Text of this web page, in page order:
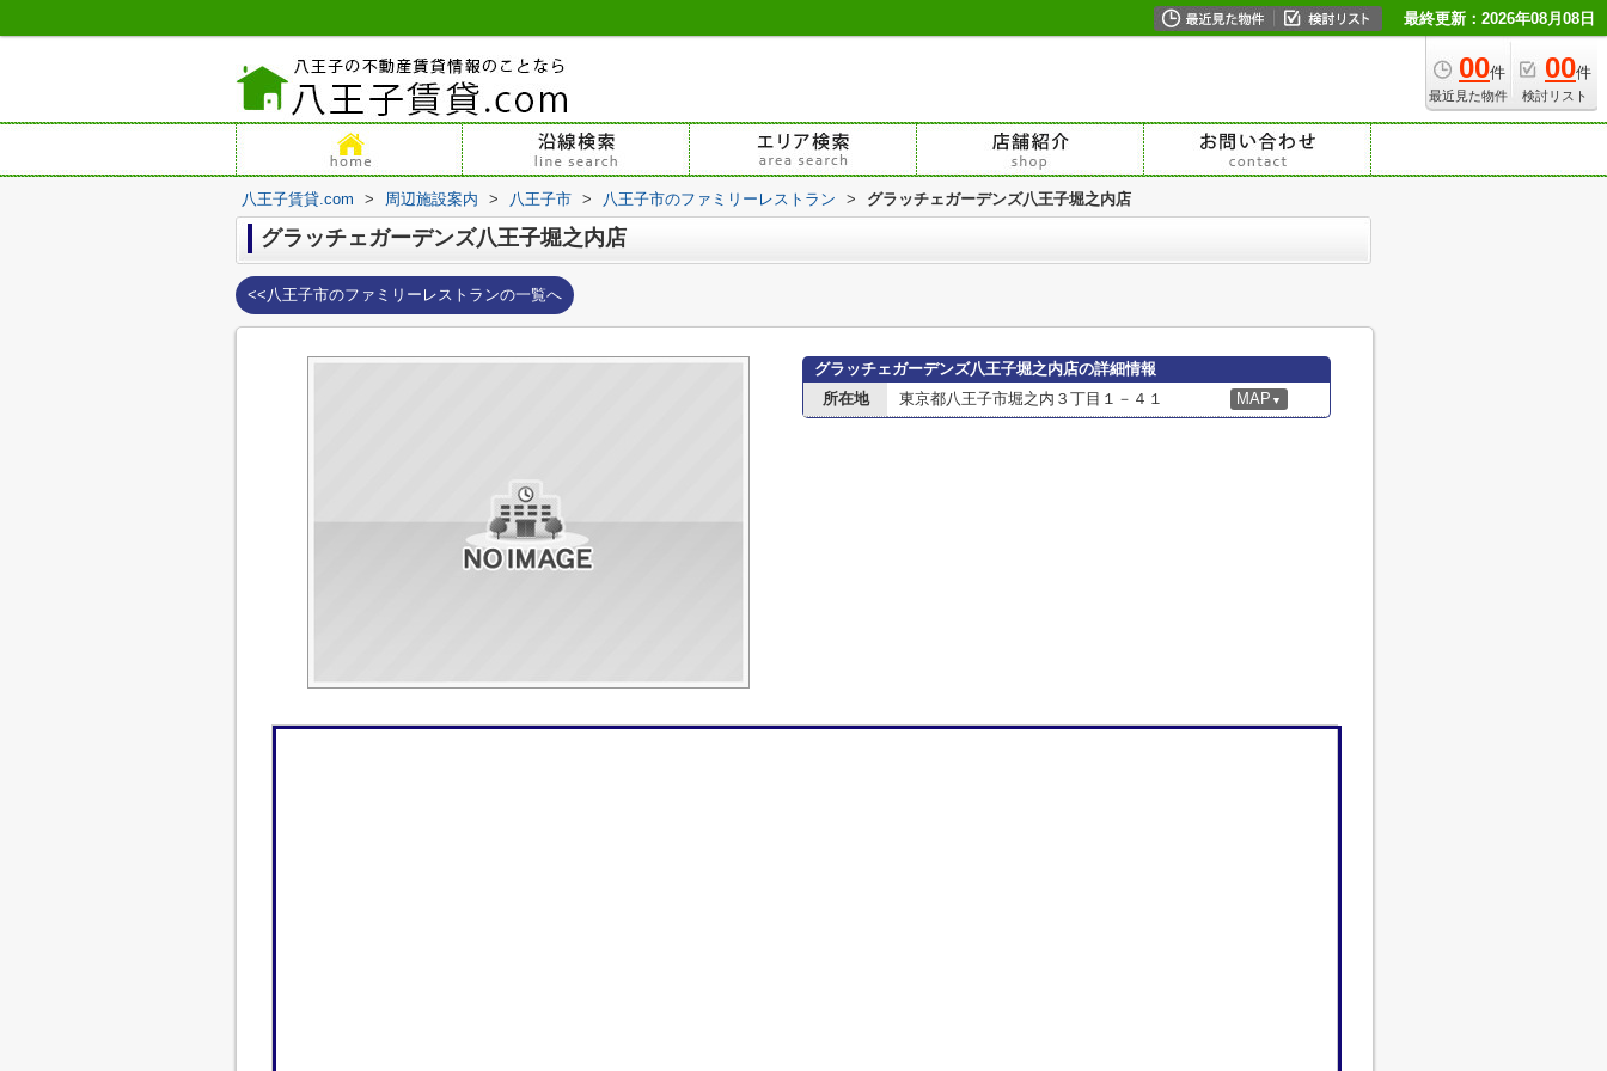
最終更新：2026年08月08日
00件
最近見た物件
00件
検討リスト
八王子賃貸.com > 周辺施設案内 > 八王子市 > 八王子市のファミリーレストラン > グラッチェガーデンズ八王子堀之内店
グラッチェガーデンズ八王子堀之内店
<<八王子市のファミリーレストランの一覧へ
グラッチェガーデンズ八王子堀之内店の詳細情報
所在地
東京都八王子市堀之内３丁目１－４１ MAP ▼